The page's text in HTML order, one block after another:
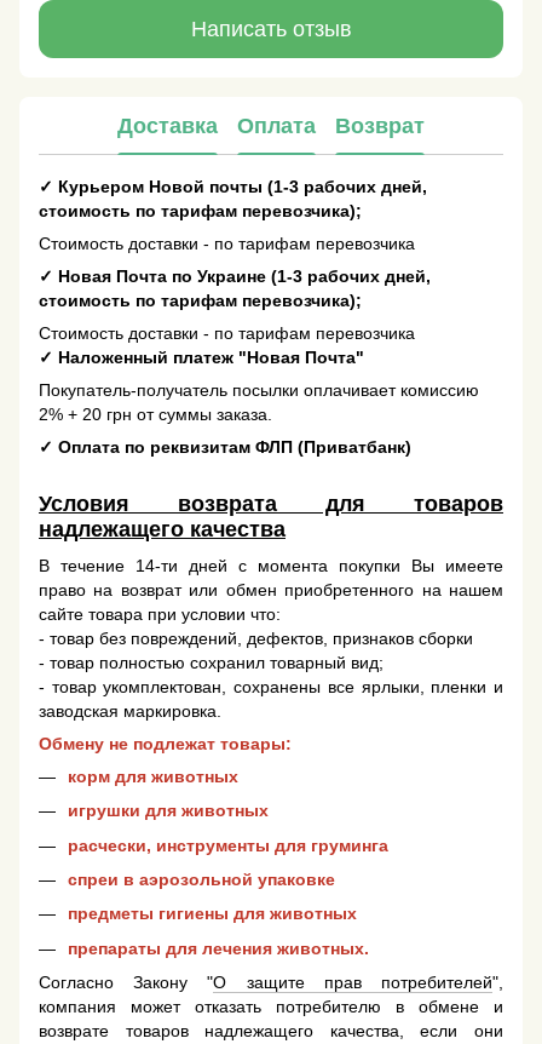
Написать отзыв
Доставка Оплата Возврат
✓ Курьером Новой почты (1-3 рабочих дней,
стоимость по тарифам перевозчика);
Стоимость доставки - по тарифам перевозчика
✓ Новая Почта по Украине (1-3 рабочих дней,
стоимость по тарифам перевозчика);
Стоимость доставки - по тарифам перевозчика
✓ Наложенный платеж "Новая Почта"
Покупатель-получатель посылки оплачивает комиссию
2% + 20 грн от суммы заказа.
✓ Оплата по реквизитам ФЛП (Приватбанк)
Условия возврата для товаров
надлежащего качества
В течение 14-ти дней с момента покупки Вы имеете
право на возврат или обмен приобретенного на нашем
сайте товара при условии что:
- товар без повреждений, дефектов, признаков сборки
- товар полностью сохранил товарный вид;
- товар укомплектован, сохранены все ярлыки, пленки и
заводская маркировка.
Обмену не подлежат товары:
корм для животных
игрушки для животных
расчески, инструменты для груминга
спреи в аэрозольной упаковке
предметы гигиены для животных
препараты для лечения животных.
Согласно Закону "О защите прав потребителей",
компания может отказать потребителю в обмене и
возврате товаров надлежащего качества, если они